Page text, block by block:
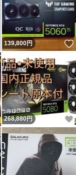
いね！
139,800円
いね！
268,880円